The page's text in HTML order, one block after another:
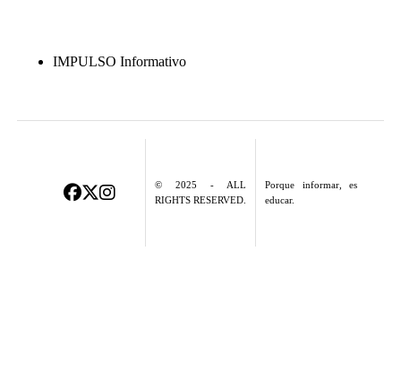
IMPULSO Informativo
© 2025 - ALL
RIGHTS RESERVED.
Porque informar, es
educar.